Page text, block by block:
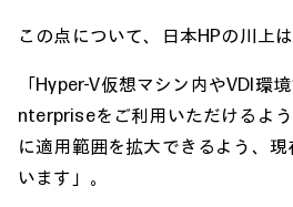
この点について、日本HPの川上
「Hyper-V仮想マシン内やVDI環
nterpriseをご利用いただけるよ
に適用範囲を拡大できるよう、
います」。